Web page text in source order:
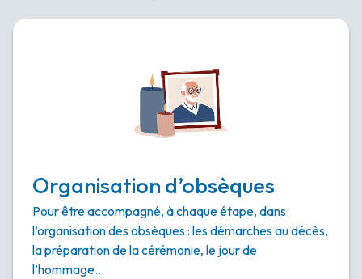
Organisation d’obsèques
Pour être accompagné, à chaque étape, dans
l’organisation des obsèques : les démarches au décès,
la préparation de la cérémonie, le jour de
l’hommage…